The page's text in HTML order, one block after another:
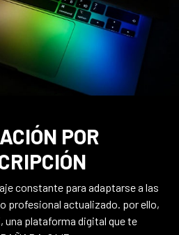
POR
constante para adaptarse a las
profesional actualizado. por ello,
una plataforma digital que te